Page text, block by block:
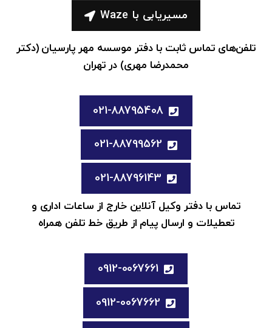
مسیریابی با Waze
تلفن‌های تماس ثابت با دفتر موسسه مهر پارسیان (دکتر
محمدرضا مهری) در تهران
021-88795408
021-88799562
021-88796143
تماس با دفتر وکیل آنلاین خارج از ساعات اداری و
تعطیلات و ارسال پیام از طریق خط تلفن همراه
0912-0067661
0912-0067662